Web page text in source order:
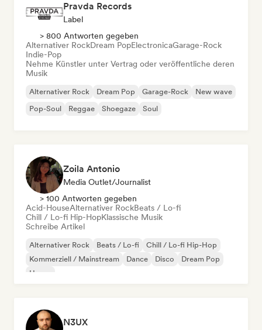
Pravda Records
Label
> 800 Antworten gegeben
Alternativer RockDream PopElectronicaGarage-Rock
Indie-Pop
Nehme Künstler unter Vertrag oder veröffentliche deren
Musik
Alternativer Rock Dream Pop Garage-Rock
New wave
Pop-Soul
Reggae Shoegaze Soul
Zoila Antonio
Media Outlet/Journalist
> 100 Antworten gegeben
Acid-HouseAlternativer RockBeats / Lo-fi
Chill / Lo-fi Hip-HopKlassische Musik
Schreibe Artikel
Alternativer Rock Beats / Lo-fi
Chill / Lo-fi Hip-Hop
Kommerziell / Mainstream
Dance Disco
Dream Pop
House
N3UX